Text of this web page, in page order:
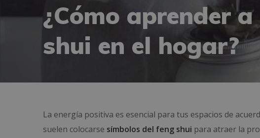
¿Cómo aprender
shui en el hogar?
La energía positiva es esencial para tus espacios de
suelen colocarse símbolos del feng shui para atraer la